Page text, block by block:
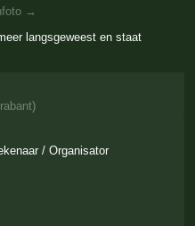
→
langsgeweest en staat
)
/ Organisator